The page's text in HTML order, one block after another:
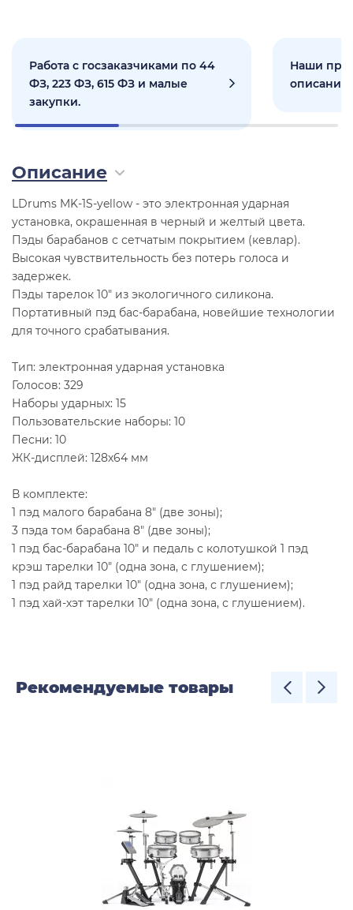
Работа с госзаказчиками по 44
ФЗ, 223 ФЗ, 615 ФЗ и малые
закупки.
Наши
Описание
LDrums MK-1S-yellow - это электронная ударная
установка, окрашенная в черный и желтый цвета.
Пэды барабанов с сетчатым покрытием (кевлар).
Высокая чувствительность без потерь голоса и
задержек.
Пэды тарелок 10" из экологичного силикона.
Портативный пэд бас-барабана, новейшие технологии
для точного срабатывания.
Тип: электронная ударная установка
Голосов: 329
Наборы ударных: 15
Пользовательские наборы: 10
Песни: 10
ЖК-дисплей: 128х64 мм
В комплекте:
1 пэд малого барабана 8" (две зоны);
3 пэда том барабана 8" (две зоны);
1 пэд бас-барабана 10" и педаль с колотушкой 1 пэд
крэш тарелки 10" (одна зона, с глушением);
1 пэд райд тарелки 10" (одна зона, с глушением);
1 пэд хай-хэт тарелки 10" (одна зона, с глушением).
Рекомендуемые товары